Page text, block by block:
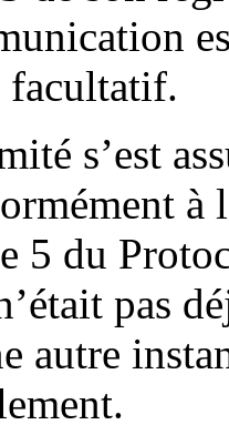
facultatif.
s’est
à
5 du
pas
autre